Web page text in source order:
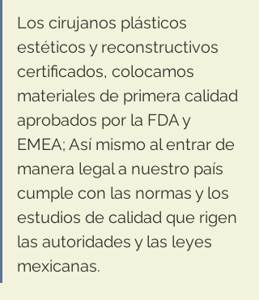
Los cirujanos plásticos
estéticos y reconstructivos
certificados, colocamos
materiales de primera calidad
aprobados por la FDA y
EMEA; Así mismo al entrar de
manera legal a nuestro país
cumple con las normas y los
estudios de calidad que rigen
las autoridades y las leyes
mexicanas.